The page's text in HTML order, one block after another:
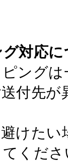
対応
ング
付先
けた
くださ